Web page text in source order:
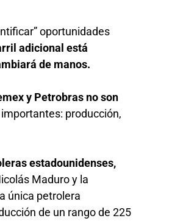
oportunidades
adicional está
de manos.
y Petrobras no son
producción,
estadounidenses,
Maduro y la
única petrolera
de un rango de 225